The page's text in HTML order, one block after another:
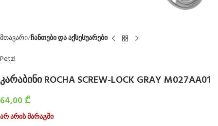
მთავარი ჩანთები და აქსესუარები
Petzl
კარაბინი ROCHA SCREW-LOCK GRAY M027AA01
64,00 ₾
არ არის მარაგში